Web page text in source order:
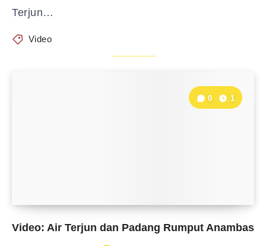
Terjun…
Video
Video: Air Terjun dan Padang Rumput Anambas
0 1